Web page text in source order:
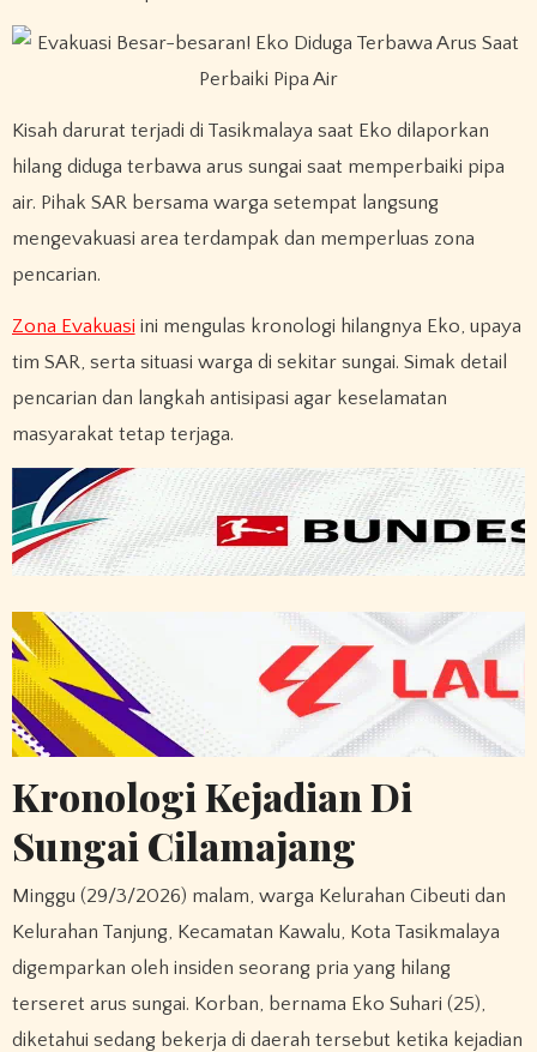
k
p
m
e
r
Kisah darurat terjadi di Tasikmalaya saat Eko dilaporkan
hilang diduga terbawa arus sungai saat memperbaiki pipa
air. Pihak SAR bersama warga setempat langsung
mengevakuasi area terdampak dan memperluas zona
pencarian.
Zona Evakuasi ini mengulas kronologi hilangnya Eko, upaya
tim SAR, serta situasi warga di sekitar sungai. Simak detail
pencarian dan langkah antisipasi agar keselamatan
masyarakat tetap terjaga.
Kronologi Kejadian Di
Sungai Cilamajang
Minggu (29/3/2026) malam, warga Kelurahan Cibeuti dan
Kelurahan Tanjung, Kecamatan Kawalu, Kota Tasikmalaya
digemparkan oleh insiden seorang pria yang hilang
terseret arus sungai. Korban, bernama Eko Suhari (25),
diketahui sedang bekerja di daerah tersebut ketika kejadian